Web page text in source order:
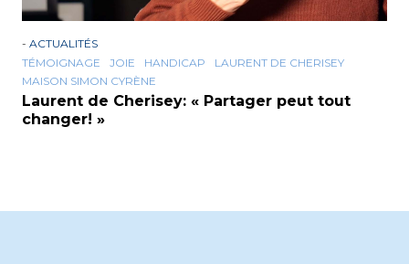
- ACTUALITÉS
TÉMOIGNAGE
JOIE HANDICAP
LAURENT DE CHERISEY
MAISON SIMON CYRÈNE
Laurent de Cherisey: « Partager peut tout
changer! »